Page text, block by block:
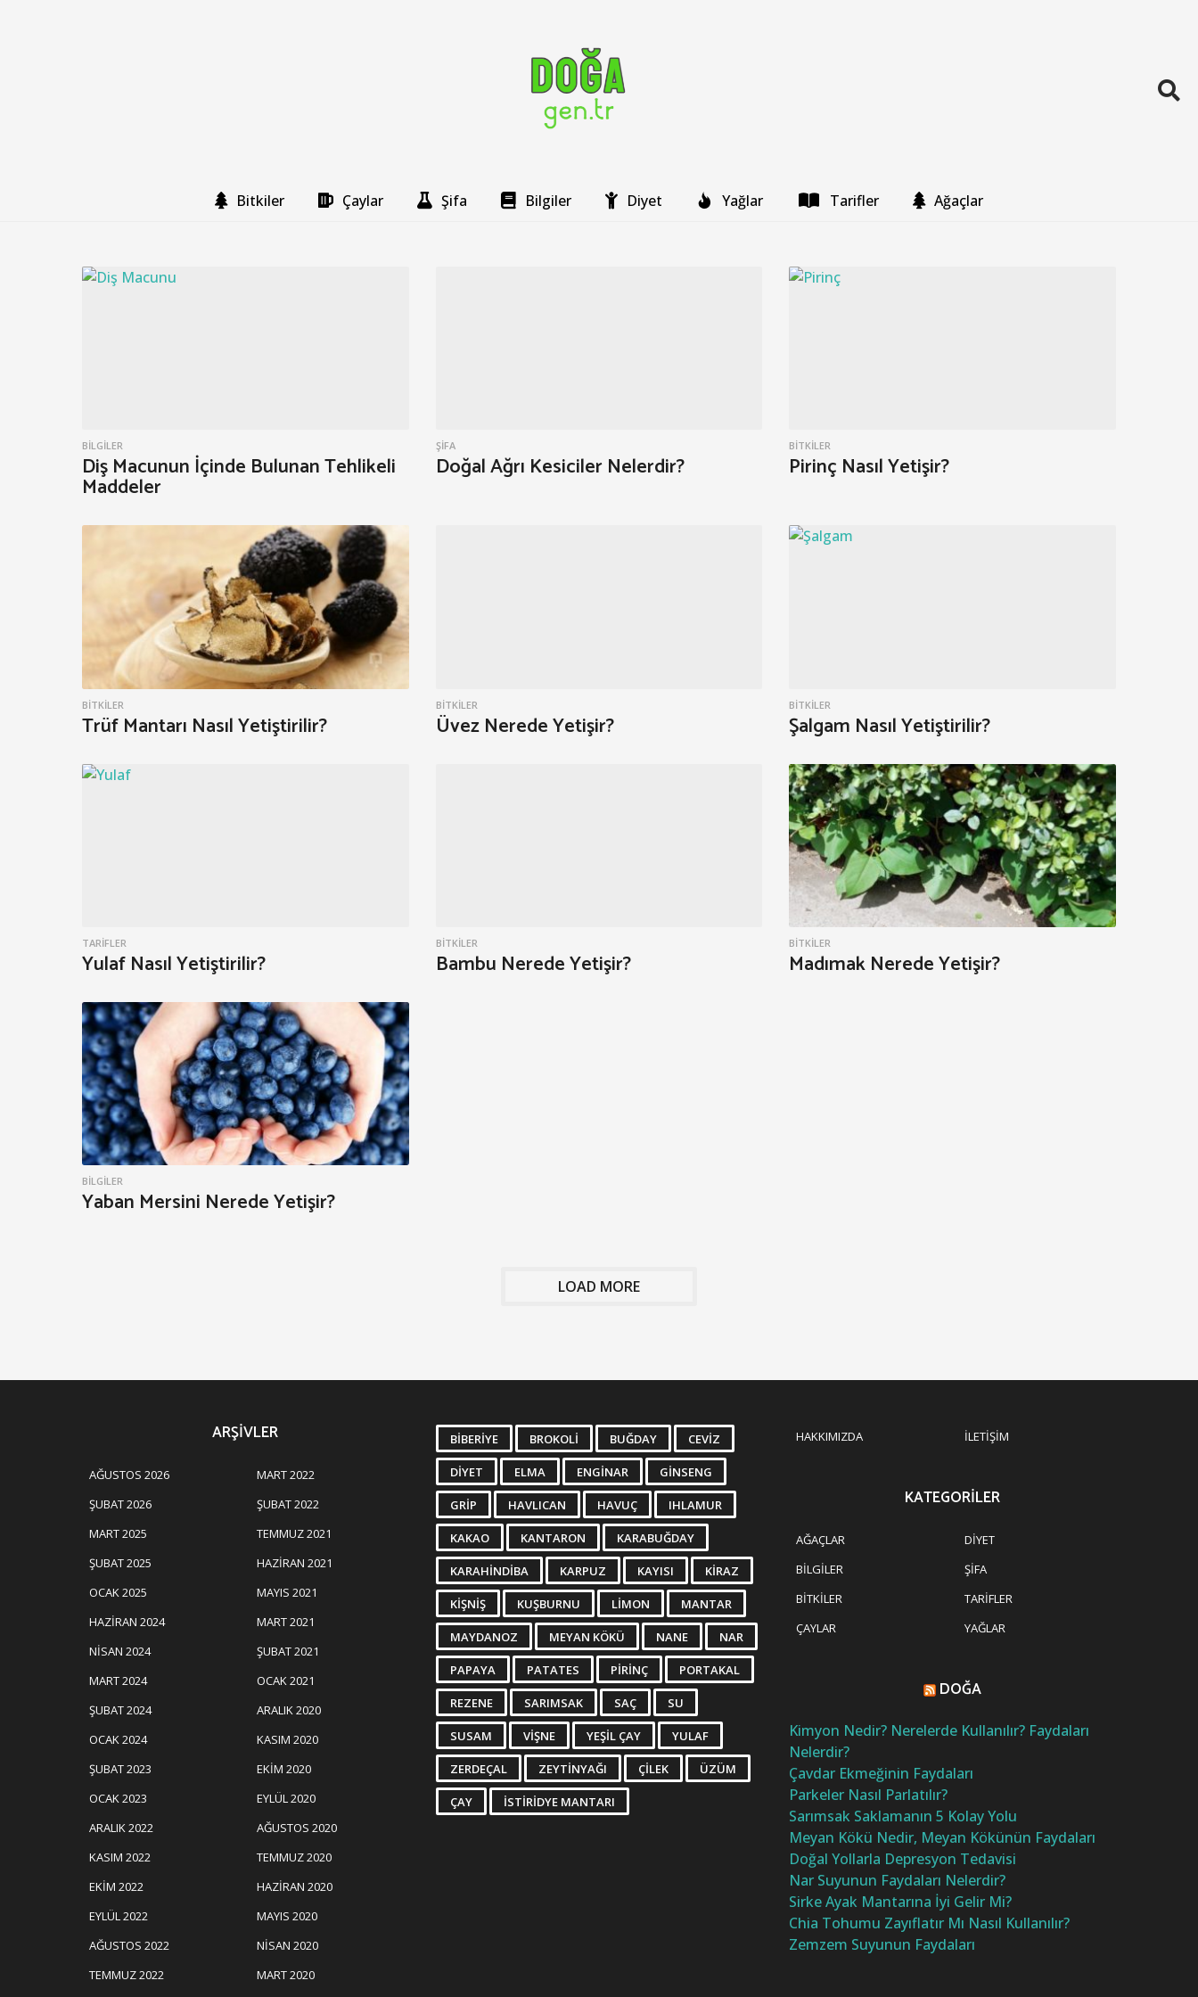
Bitkiler Çaylar Şifa Bilgiler Diyet Yağlar Tarifler Ağaçlar
A
a
l
ı
0
2
0
BILGILER
Diş Macunun İçinde Bulunan Tehlikeli
Maddeler
ŞIFA
Doğal Ağrı Kesiciler Nelerdir?
BITKILER
Pirinç Nasıl Yetişir?
BITKILER
Trüf Mantarı Nasıl Yetiştirilir?
BITKILER
Üvez Nerede Yetişir?
BITKILER
Şalgam Nasıl Yetiştirilir?
TARIFLER
Yulaf Nasıl Yetiştirilir?
BITKILER
Bambu Nerede Yetişir?
BITKILER
Madımak Nerede Yetişir?
BILGILER
Yaban Mersini Nerede Yetişir?
LOAD MORE
ARŞIVLER
AĞUSTOS 2026
ŞUBAT 2026
MART 2025
ŞUBAT 2025
OCAK 2025
HAZIRAN 2024
NISAN 2024
MART 2024
ŞUBAT 2024
OCAK 2024
ŞUBAT 2023
OCAK 2023
ARALIK 2022
KASIM 2022
EKIM 2022
EYLÜL 2022
AĞUSTOS 2022
TEMMUZ 2022
MART 2022
ŞUBAT 2022
TEMMUZ 2021
HAZIRAN 2021
MAYIS 2021
MART 2021
ŞUBAT 2021
OCAK 2021
ARALIK 2020
KASIM 2020
EKIM 2020
EYLÜL 2020
AĞUSTOS 2020
TEMMUZ 2020
HAZIRAN 2020
MAYIS 2020
NISAN 2020
MART 2020
BIBERIYE BROKOLI BUĞDAY CEVIZ
DIYET ELMA ENGINAR GINSENG
GRIP HAVLICAN HAVUÇ IHLAMUR
KAKAO KANTARON KARABUĞDAY
KARAHINDIBA KARPUZ KAYISI KIRAZ
KIŞNIŞ KUŞBURNU LIMON MANTAR
MAYDANOZ MEYAN KÖKÜ NANE NAR
PAPAYA PATATES PIRINÇ PORTAKAL
REZENE SARIMSAK SAÇ SU
SUSAM VIŞNE YEŞIL ÇAY YULAF
ZERDEÇAL ZEYTINYAĞI ÇILEK ÜZÜM
ÇAY İSTIRIDYE MANTARI
HAKKIMIZDA İLETIŞIM
KATEGORILER
AĞAÇLAR
BILGILER
BITKILER
ÇAYLAR
DIYET
ŞIFA
TARIFLER
YAĞLAR
DOĞA
Kimyon Nedir? Nerelerde Kullanılır? Faydaları
Nelerdir?
Çavdar Ekmeğinin Faydaları
Parkeler Nasıl Parlatılır?
Sarımsak Saklamanın 5 Kolay Yolu
Meyan Kökü Nedir, Meyan Kökünün Faydaları
Doğal Yollarla Depresyon Tedavisi
Nar Suyunun Faydaları Nelerdir?
Sirke Ayak Mantarına İyi Gelir Mi?
Chia Tohumu Zayıflatır Mı Nasıl Kullanılır?
Zemzem Suyunun Faydaları